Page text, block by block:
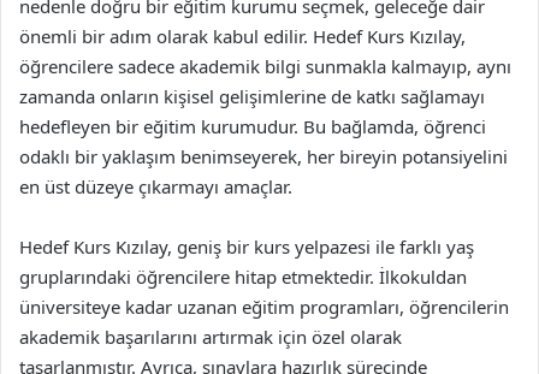
nedenle doğru bir eğitim kurumu seçmek, geleceğe dair
önemli bir adım olarak kabul edilir. Hedef Kurs Kızılay,
öğrencilere sadece akademik bilgi sunmakla kalmayıp, aynı
zamanda onların kişisel gelişimlerine de katkı sağlamayı
hedefleyen bir eğitim kurumudur. Bu bağlamda, öğrenci
odaklı bir yaklaşım benimseyerek, her bireyin potansiyelini
en üst düzeye çıkarmayı amaçlar.
Hedef Kurs Kızılay, geniş bir kurs yelpazesi ile farklı yaş
gruplarındaki öğrencilere hitap etmektedir. İlkokuldan
üniversiteye kadar uzanan eğitim programları, öğrencilerin
akademik başarılarını artırmak için özel olarak
tasarlanmıştır. Ayrıca, sınavlara hazırlık sürecinde